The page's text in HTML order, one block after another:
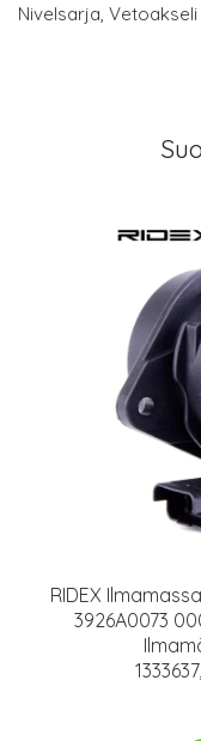
Nivelsarja, Vetoakseli
RIDEX
3926A0073